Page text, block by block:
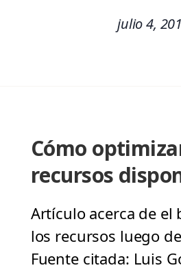
julio 4,
Cómo
recursos
Artículo acerca de el
los recursos luego
Fuente citada: Luis